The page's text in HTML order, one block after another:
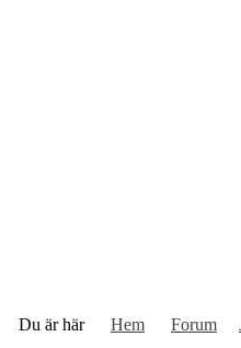
Du är här Hem Forum